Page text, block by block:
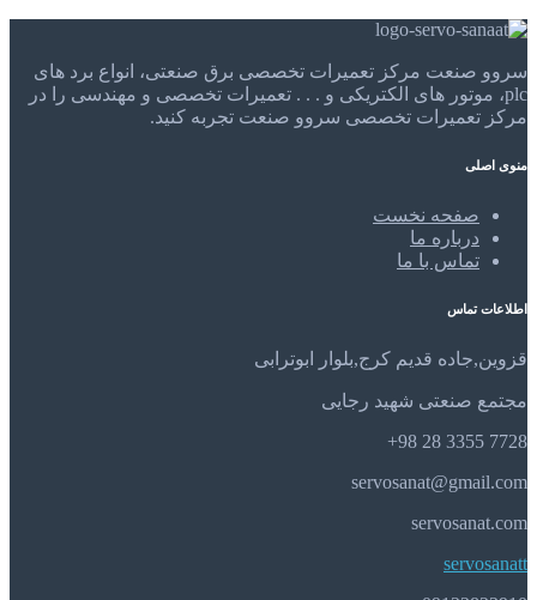
سروو صنعت مرکز تعمیرات تخصصی برق صنعتی، انواع برد های
plc، موتور های الکتریکی و . . . تعمیرات تخصصی و مهندسی را در
مرکز تعمیرات تخصصی سروو صنعت تجربه کنید.
منوی اصلی
صفحه نخست
درباره ما
تماس با ما
اطلاعات تماس
قزوین,جاده قدیم کرج,بلوار ابوترابی
مجتمع صنعتی شهید رجایی
7728 3355 28 98+
servosanat@gmail.com
servosanat.com
servosanatt